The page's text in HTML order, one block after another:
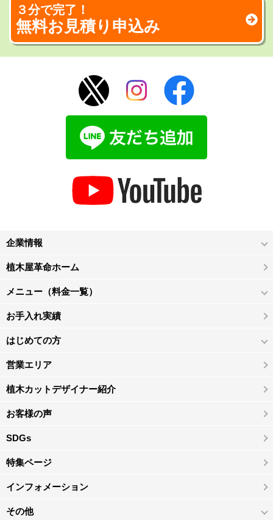
３分で完了！
無料お見積り申込み
企業情報
植木屋革命ホーム
メニュー（料金一覧）
お手入れ実績
はじめての方
営業エリア
植木カットデザイナー紹介
お客様の声
SDGs
特集ページ
インフォメーション
その他